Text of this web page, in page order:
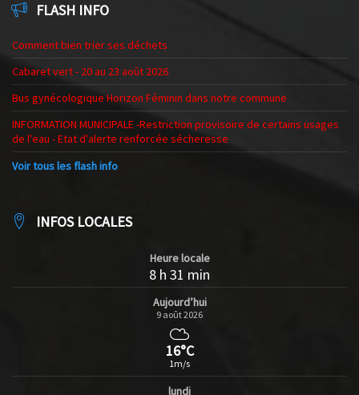
FLASH INFO
Comment bien trier ses déchets
Cabaret vert - 20 au 23 août 2026
Bus gynécologique Horizon Féminin dans notre commune
INFORMATION MUNICIPALE -Restriction provisoire de certains usages
de l'eau - Etat d'alerte renforcée sécheresse
Voir tous les flash info
INFOS LOCALES
Heure locale
8 h 31 min
Aujourd’hui
9 août 2026
16°C
1m/s
lundi